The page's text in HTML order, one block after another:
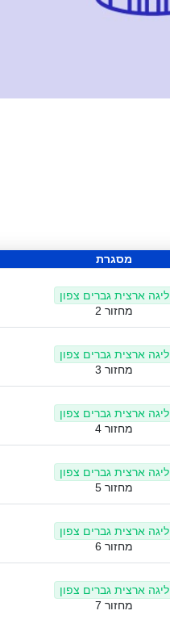
מסגרת
ליגה ארצית גברים צפון
מחזור 2
ליגה ארצית גברים צפון
מחזור 3
ליגה ארצית גברים צפון
מחזור 4
ליגה ארצית גברים צפון
מחזור 5
ליגה ארצית גברים צפון
מחזור 6
ליגה ארצית גברים צפון
מחזור 7